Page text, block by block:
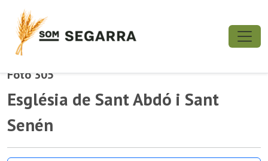
Foto 305
Església de Sant Abdó i Sant
Senén